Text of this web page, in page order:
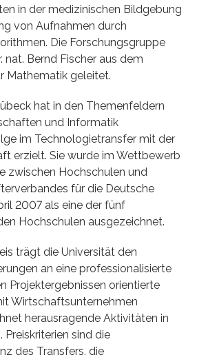
in der medizinischen Bildgebung
von Aufnahmen durch
Die Forschungsgruppe
nat. Bernd Fischer aus dem
Mathematik geleitet.
hat in den Themenfeldern
und Informatik
im Technologietransfer mit der
erzielt. Sie wurde im Wettbewerb
zwischen Hochschulen und
für die Deutsche
2007 als eine der fünf
Hochschulen ausgezeichnet.
trägt die Universität den
an eine professionalisierte
Projektergebnissen orientierte
Wirtschaftsunternehmen
herausragende Aktivitäten in
Preiskriterien sind die
des Transfers, die